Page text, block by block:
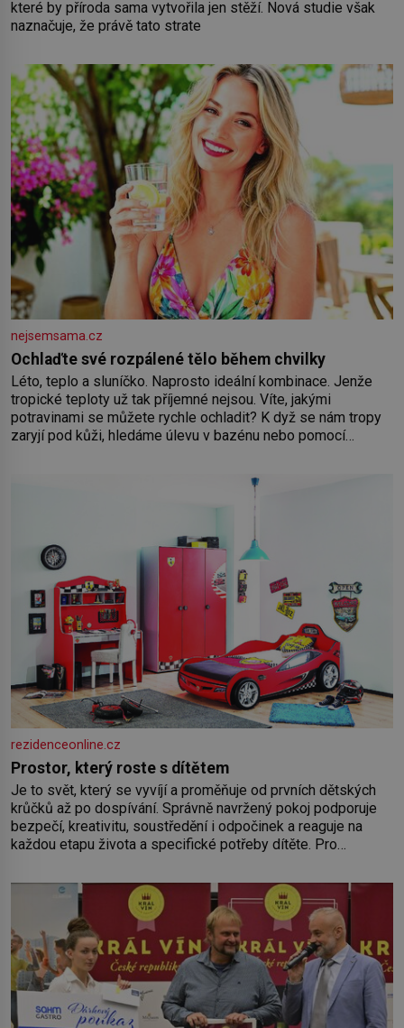
které by příroda sama vytvořila jen stěží. Nová studie však
naznačuje, že právě tato strate
nejsemsama.cz
Ochlaďte své rozpálené tělo během chvilky
Léto, teplo a sluníčko. Naprosto ideální kombinace. Jenže
tropické teploty už tak příjemné nejsou. Víte, jakými
potravinami se můžete rychle ochladit? K dyž se nám tropy
zaryjí pod kůži, hledáme úlevu v bazénu nebo pomocí
rezidenceonline.cz
Prostor, který roste s dítětem
Je to svět, který se vyvíjí a proměňuje od prvních dětských
krůčků až po dospívání. Správně navržený pokoj podporuje
bezpečí, kreativitu, soustředění i odpočinek a reaguje na
každou etapu života a specifické potřeby dítěte. Pro
by pokoj miminka měl působit především klidně a útulně.
Předškolní věk je